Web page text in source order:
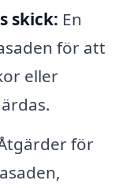
skick: En
för att
eller
för